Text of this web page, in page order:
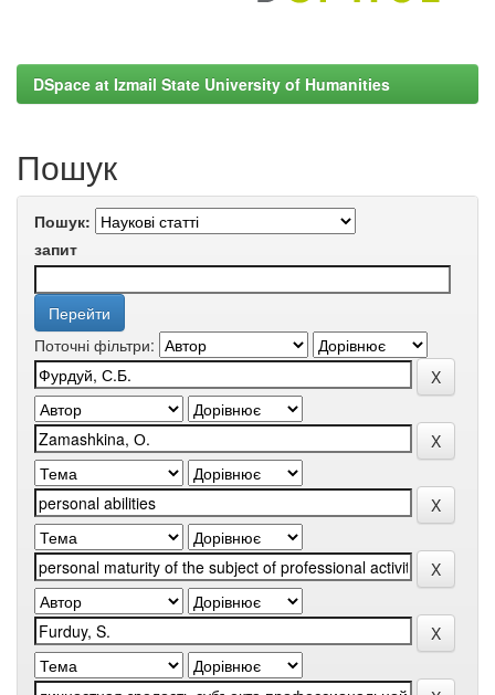
DSpace at Izmail State University of Humanities
Пошук
Пошук:
запит
Поточні фільтри: